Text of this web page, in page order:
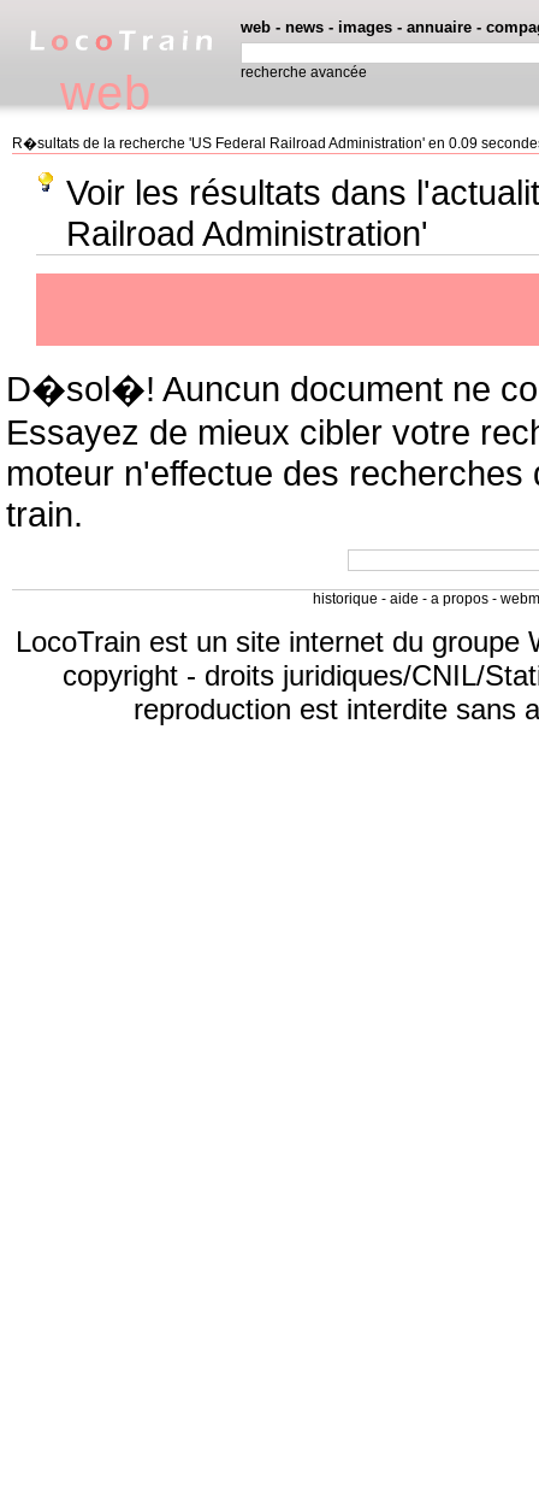
web
web - news - images - annuaire -
recherche avancée
R�sultats de la recherche 'US Federal Railroad Administration' en 0.09
Voir les résultats dans
Railroad Administration'
D�sol�! Auncun document ne
Essayez de mieux cibler votre
moteur n'effectue des recherches
train.
historique - aide - a propos-
LocoTrain est un site internet du groupe
copyright- droits juridiques/CNIL/
reproduction est interdite sans